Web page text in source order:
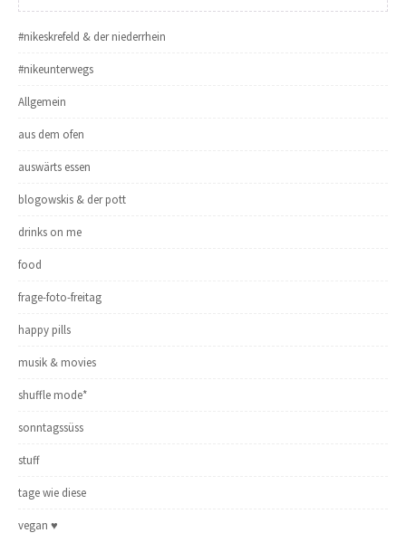
#nikeskrefeld & der niederrhein
#nikeunterwegs
Allgemein
aus dem ofen
auswärts essen
blogowskis & der pott
drinks on me
food
frage-foto-freitag
happy pills
musik & movies
shuffle mode*
sonntagssüss
stuff
tage wie diese
vegan ♥